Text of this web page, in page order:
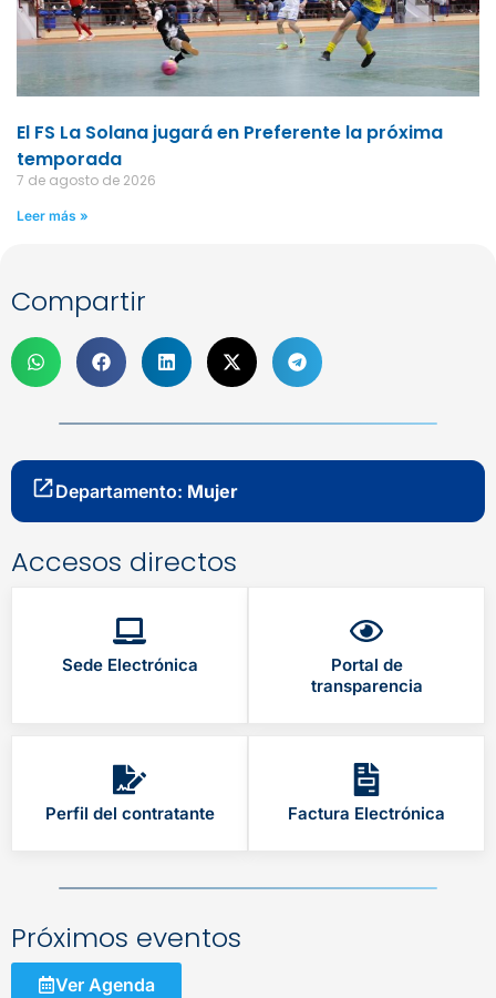
El FS La Solana jugará en Preferente la próxima
temporada
7 de agosto de 2026
Leer más »
Compartir
Departamento: Mujer
Accesos directos
Sede Electrónica
Portal de
transparencia
Perfil del contratante Factura Electrónica
Próximos eventos
Ver Agenda